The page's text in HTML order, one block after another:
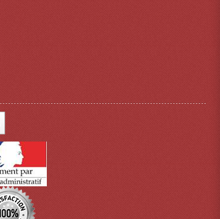
Effets LASERS
Lasers (Effets Volumetriques)
Lasers D'extérieur Multi-Points